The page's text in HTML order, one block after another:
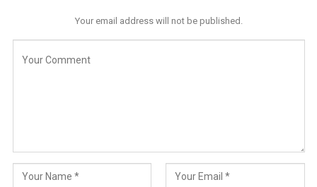
Your email address will not be published.